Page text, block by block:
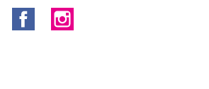
Facebook